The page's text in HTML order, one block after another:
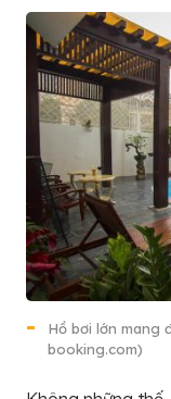
Hồ bơi lớn mang
booking.com)